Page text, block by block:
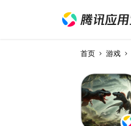
首页 游戏